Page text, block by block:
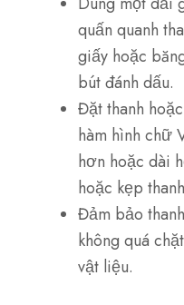
quấn quanh
giấy hoặc
bút đánh dấu.
Đặt thanh
hàm hình chữ
hơn hoặc dài
hoặc kẹp
Đảm bảo
không quá
vật liệu.